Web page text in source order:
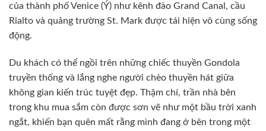
của thành phố Venice (Ý) như kênh đào Grand Canal, cầu
Rialto và quảng trường St. Mark được tái hiện vô cùng sống
động.
Du khách có thể ngồi trên những chiếc thuyền Gondola
truyền thống và lắng nghe người chèo thuyền hát giữa
không gian kiến trúc tuyệt đẹp. Thậm chí, trần nhà bên
trong khu mua sắm còn được sơn vẽ như một bầu trời xanh
ngắt, khiến bạn quên mất rằng mình đang ở bên trong một